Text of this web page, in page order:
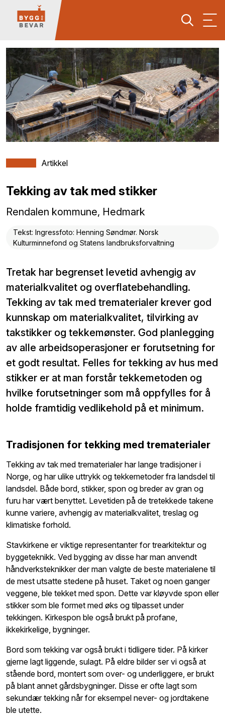
Artikkel
Tekking av tak med stikker
Rendalen kommune, Hedmark
Tekst: Ingressfoto: Henning Søndmør. Norsk
Kulturminnefond og Statens landbruksforvaltning
Tretak har begrenset levetid avhengig av
materialkvalitet og overflatebehandling.
Tekking av tak med trematerialer krever god
kunnskap om materialkvalitet, tilvirking av
takstikker og tekkemønster. God planlegging
av alle arbeidsoperasjoner er forutsetning for
et godt resultat. Felles for tekking av hus med
stikker er at man forstår tekkemetoden og
hvilke forutsetninger som må oppfylles for å
holde framtidig vedlikehold på et minimum.
Tradisjonen for tekking med trematerialer
Tekking av tak med trematerialer har lange tradisjoner i
Norge, og har ulike uttrykk og tekkemetoder fra landsdel til
landsdel. Både bord, stikker, spon og breder av gran og
furu har vært benyttet. Levetiden på de tretekkede takene
kunne variere, avhengig av materialkvalitet, treslag og
klimatiske forhold.
Stavkirkene er viktige representanter for trearkitektur og
byggeteknikk. Ved bygging av disse har man anvendt
håndverksteknikker der man valgte de beste materialene til
de mest utsatte stedene på huset. Taket og noen ganger
veggene, ble tekket med spon. Dette var kløyvde spon eller
stikker som ble formet med øks og tilpasset under
tekkingen. Kirkespon ble også brukt på profane,
ikkekirkelige, bygninger.
Bord som tekking var også brukt i tidligere tider. På kirker
gjerne lagt liggende, sulagt. På eldre bilder ser vi også at
stående bord, montert som over- og underliggere, er brukt
på blant annet gårdsbygninger. Disse er ofte lagt som
sekundær tekking når for eksempel never- og jordtakene
ble utette.